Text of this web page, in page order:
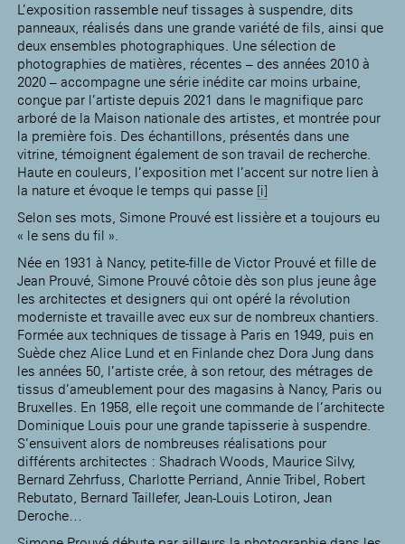
L’exposition rassemble neuf tissages à suspendre, dits
panneaux, réalisés dans une grande variété de fils, ainsi que
deux ensembles photographiques. Une sélection de
photographies de matières, récentes – des années 2010 à
2020 – accompagne une série inédite car moins urbaine,
conçue par l’artiste depuis 2021 dans le magnifique parc
arboré de la Maison nationale des artistes, et montrée pour
la première fois. Des échantillons, présentés dans une
vitrine, témoignent également de son travail de recherche.
Haute en couleurs, l’exposition met l’accent sur notre lien à
la nature et évoque le temps qui passe [i]
Selon ses mots, Simone Prouvé est lissière et a toujours eu
« le sens du fil ».
Née en 1931 à Nancy, petite-fille de Victor Prouvé et fille de
Jean Prouvé, Simone Prouvé côtoie dès son plus jeune âge
les architectes et designers qui ont opéré la révolution
moderniste et travaille avec eux sur de nombreux chantiers.
Formée aux techniques de tissage à Paris en 1949, puis en
Suède chez Alice Lund et en Finlande chez Dora Jung dans
les années 50, l’artiste crée, à son retour, des métrages de
tissus d’ameublement pour des magasins à Nancy, Paris ou
Bruxelles. En 1958, elle reçoit une commande de l’architecte
Dominique Louis pour une grande tapisserie à suspendre.
S’ensuivent alors de nombreuses réalisations pour
différents architectes : Shadrach Woods, Maurice Silvy,
Bernard Zehrfuss, Charlotte Perriand, Annie Tribel, Robert
Rebutato, Bernard Taillefer, Jean-Louis Lotiron, Jean
Deroche…